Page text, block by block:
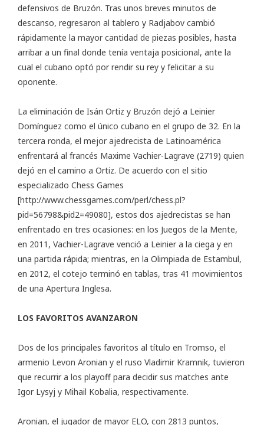
defensivos de Bruzón. Tras unos breves minutos de
descanso, regresaron al tablero y Radjabov cambió
rápidamente la mayor cantidad de piezas posibles, hasta
arribar a un final donde tenía ventaja posicional, ante la
cual el cubano optó por rendir su rey y felicitar a su
oponente.
La eliminación de Isán Ortiz y Bruzón dejó a Leinier
Domínguez como el único cubano en el grupo de 32. En la
tercera ronda, el mejor ajedrecista de Latinoamérica
enfrentará al francés Maxime Vachier-Lagrave (2719) quien
dejó en el camino a Ortiz. De acuerdo con el sitio
especializado Chess Games
[http://www.chessgames.com/perl/chess.pl?
pid=56798&pid2=49080], estos dos ajedrecistas se han
enfrentado en tres ocasiones: en los Juegos de la Mente,
en 2011, Vachier-Lagrave venció a Leinier a la ciega y en
una partida rápida; mientras, en la Olimpiada de Estambul,
en 2012, el cotejo terminó en tablas, tras 41 movimientos
de una Apertura Inglesa.
LOS FAVORITOS AVANZARON
Dos de los principales favoritos al título en Tromso, el
armenio Levon Aronian y el ruso Vladimir Kramnik, tuvieron
que recurrir a los playoff para decidir sus matches ante
Igor Lysyj y Mihail Kobalia, respectivamente.
Aronian, el jugador de mayor ELO, con 2813 puntos,